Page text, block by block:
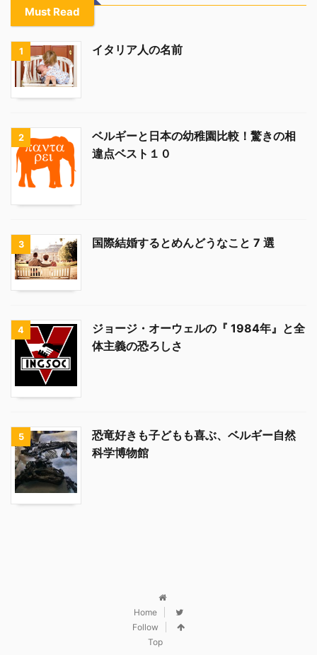
Must Read
1 イタリア人の名前
2
ベルギーと日本の幼稚園比較！驚きの相
違点ベスト１０
3 国際結婚するとめんどうなこと 7 選
4
ジョージ・オーウェルの『 1984年』と全
体主義の恐ろしさ
5
恐竜好きも子どもも喜ぶ、ベルギー自然
科学博物館
Home
Follow
Top